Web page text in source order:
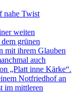
nahe Twist
weiten
grünen
mit ihrem Glauben
auch
„Platt inne Kärke“.
Notfriedhof an
im mittleren